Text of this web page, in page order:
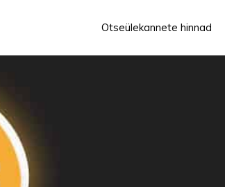
Otseülekannete hinnad